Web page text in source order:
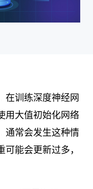
在训练深度神经网
用大值初始化网络
通常会发生这种情
能会更新过多，